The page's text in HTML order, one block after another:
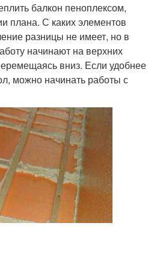
балкон пеноплексом,
плана. С каких элементов
разницы не имеет, но в
начинают на верхних
вниз. Если удобнее
можно начинать работы с